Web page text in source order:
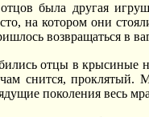
была другая
на котором они
возвращаться в
отцы в крысиные
снится, проклятый.
поколения весь